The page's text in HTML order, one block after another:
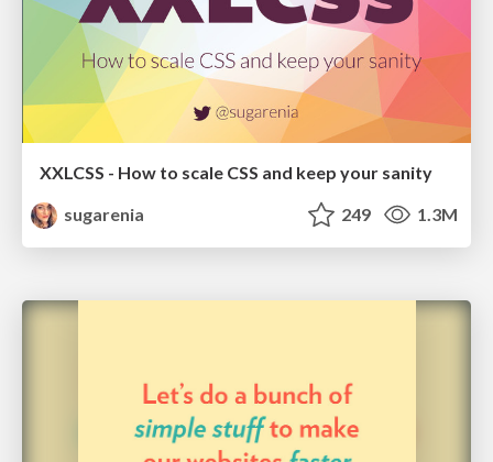
XXLCSS - How to scale CSS and keep your sanity
sugarenia
249 1.3M